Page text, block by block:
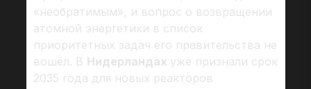
«необратимым», и вопрос о возвращении
атомной энергетики в список
приоритетных задач его правительства не
вошёл. В Нидерландах уже признали срок
2035 года для новых реакторов